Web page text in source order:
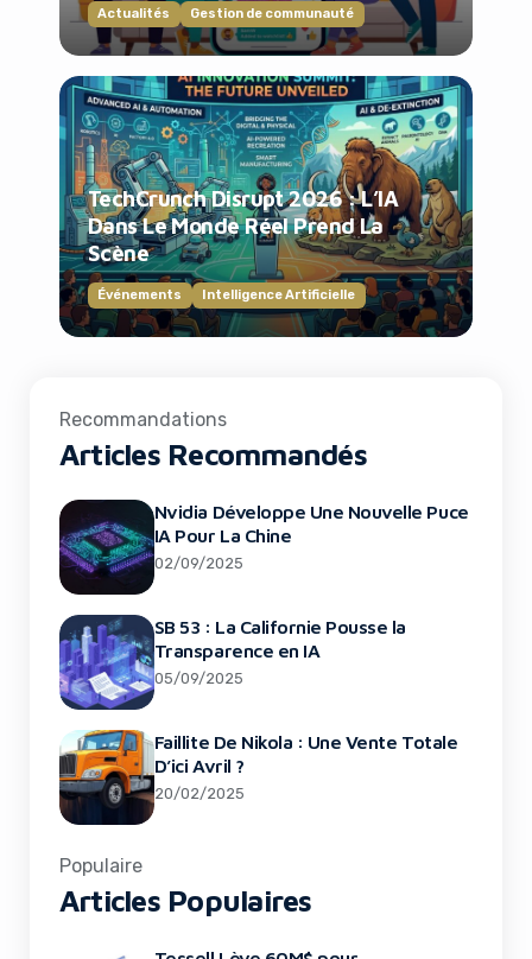
Actualités Gestion de communauté
TechCrunch Disrupt 2026 : L’IA
Dans Le Monde Réel Prend La
Scène
Événements Intelligence Artificielle
Recommandations
Articles Recommandés
Nvidia Développe Une Nouvelle Puce
IA Pour La Chine
02/09/2025
SB 53 : La Californie Pousse la
Transparence en IA
05/09/2025
Faillite De Nikola : Une Vente Totale
D’ici Avril ?
20/02/2025
Populaire
Articles Populaires